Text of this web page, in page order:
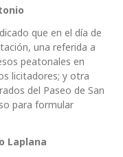
que en el día de
una referida a
peatonales en
licitadores; y otra
del Paseo de San
para formular
Laplana